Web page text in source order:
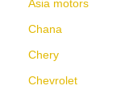
Asia motors
Chana
Chery
Chevrolet